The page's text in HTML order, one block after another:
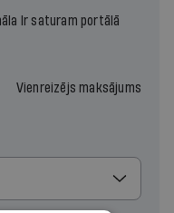
Irsaturam portālā
Vienreizējs maksājums